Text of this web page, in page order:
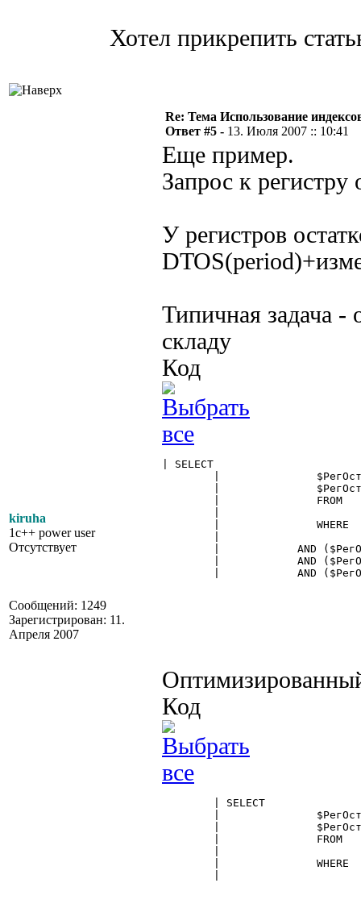
Хотел прикрепить
kiruha
1c++ power user
Отсутствует
Сообщений: 1249
Зарегистрирован: 11.
Апреля 2007
Re: Тема Использование
Ответ #5 - 13. Июля 2007 :: 10:41
Еще пример.
Запрос к регистру
У регистров
Типичная задача -
складу
Код
| SELECT
Код